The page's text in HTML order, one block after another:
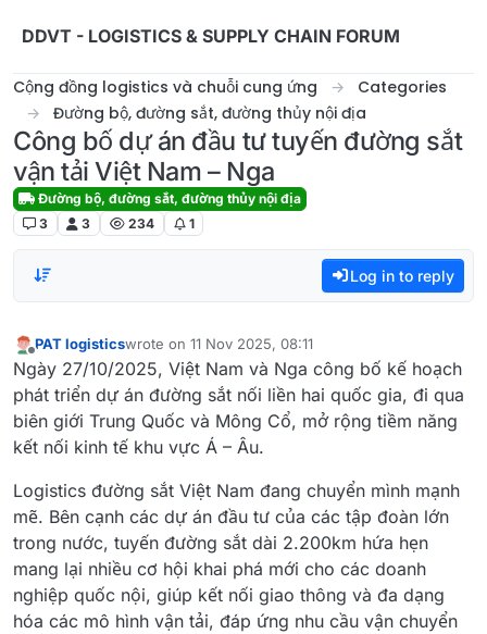
DDVT - LOGISTICS & SUPPLY CHAIN FORUM
Cộng đồng logistics và chuỗi cung ứng
Categories
Đường bộ, đường sắt, đường thủy nội địa
Công bố dự án đầu tư tuyến đường sắt
vận tải Việt Nam – Nga
Đường bộ, đường sắt, đường thủy nội địa
3
3 234 1
Log in to reply
Offline
PAT logisticswrote on 11 Nov 2025, 08:11
last edited by
Ngày 27/10/2025, Việt Nam và Nga công bố kế hoạch
phát triển dự án đường sắt nối liền hai quốc gia, đi qua
biên giới Trung Quốc và Mông Cổ, mở rộng tiềm năng
kết nối kinh tế khu vực Á – Âu.
Logistics đường sắt Việt Nam đang chuyển mình mạnh
mẽ. Bên cạnh các dự án đầu tư của các tập đoàn lớn
trong nước, tuyến đường sắt dài 2.200km hứa hẹn
mang lại nhiều cơ hội khai phá mới cho các doanh
nghiệp quốc nội, giúp kết nối giao thông và đa dạng
hóa các mô hình vận tải, đáp ứng nhu cầu vận chuyển